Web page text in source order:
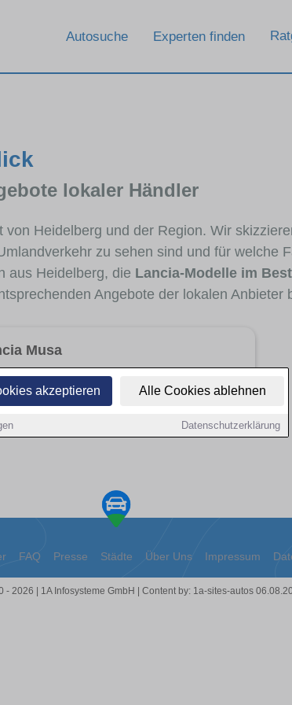
akzeptieren Alle Cookies ablehnen
Datenschutzerklärung
Autosuche Experten finden
lokaler Händler
Heidelberg und der Region. Wir
zu sehen sind und für welche
aus Heidelberg, die Lancia-Modelle im
Angebote der lokalen Anbieter
Musa
FAQ Presse Städte Über Uns Impressum
- 2026 | 1A Infosysteme GmbH | Content by: 1a-sites-autos